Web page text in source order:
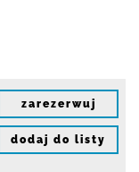
zarezerwuj
dodaj do listy